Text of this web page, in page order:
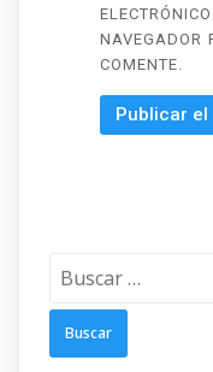
NAVEGADOR
COMENTE.